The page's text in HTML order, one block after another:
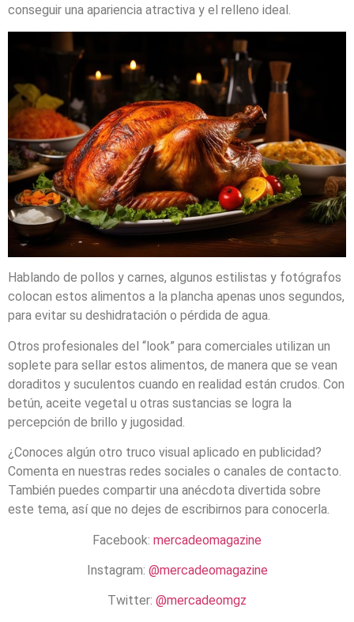
conseguir una apariencia atractiva y el relleno ideal.
Hablando de pollos y carnes, algunos estilistas y fotógrafos
colocan estos alimentos a la plancha apenas unos segundos,
para evitar su deshidratación o pérdida de agua.
Otros profesionales del “look” para comerciales utilizan un
soplete para sellar estos alimentos, de manera que se vean
doraditos y suculentos cuando en realidad están crudos. Con
betún, aceite vegetal u otras sustancias se logra la
percepción de brillo y jugosidad.
¿Conoces algún otro truco visual aplicado en publicidad?
Comenta en nuestras redes sociales o canales de contacto.
También puedes compartir una anécdota divertida sobre
este tema, así que no dejes de escribirnos para conocerla.
Facebook: mercadeomagazine
Instagram: @mercadeomagazine
Twitter: @mercadeomgz